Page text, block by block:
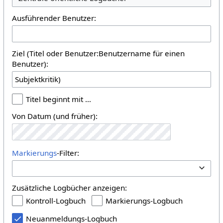
Ausführender Benutzer:
Ziel (Titel oder Benutzer:Benutzername für einen
Benutzer):
Titel beginnt mit …
Von Datum (und früher):
Markierungs-Filter:
Zusätzliche Logbücher anzeigen:
Kontroll-Logbuch
Markierungs-Logbuch
Neuanmeldungs-Logbuch